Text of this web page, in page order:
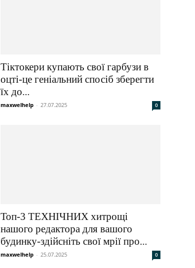
Тіктокери купають свої гарбузи в
оцті-це геніальний спосіб зберегти
їх до...
maxwelhelp - 27.07.2025 0
Топ-3 ТЕХНІЧНИХ хитрощі
нашого редактора для вашого
будинку-здійсніть свої мрії про...
maxwelhelp - 25.07.2025 0